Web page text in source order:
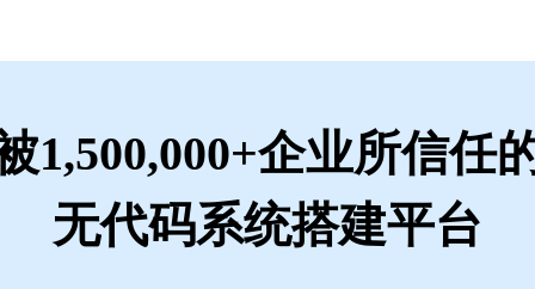
1,500,000+企业所信任
无代码系统搭建平台